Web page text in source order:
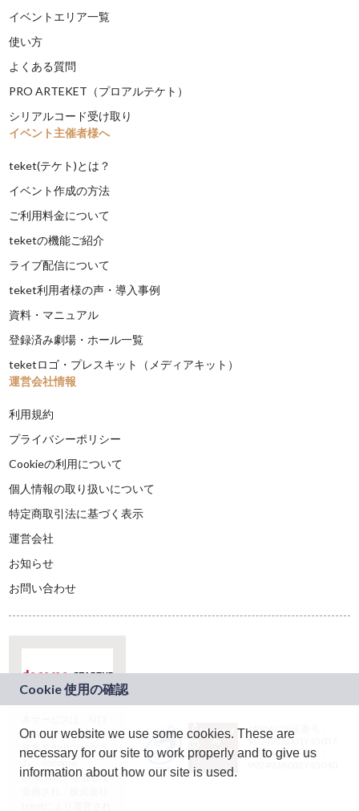
イベントエリア一覧
使い方
よくある質問
PRO ARTEKET（プロアルテケト）
シリアルコード受け取り
イベント主催者様へ
teket(テケト)とは？
イベント作成の方法
ご利用料金について
teketの機能ご紹介
ライブ配信について
teket利用者様の声・導入事例
資料・マニュアル
登録済み劇場・ホール一覧
teketロゴ・プレスキット（メディアキット）
運営会社情報
利用規約
プライバシーポリシー
Cookieの利用について
個人情報の取り扱いについて
特定商取引法に基づく表示
運営会社
お知らせ
お問い合わせ
ドコモグループの新
規事業創出プログラ
ム「docomo
STARTUP」を通じて
JASRAC許諾番号：
9024936001Y45037
JASRAC許諾番号：
On our website we use some cookies. These are
necessary for our site to work properly and to give us
information about how our site is used.